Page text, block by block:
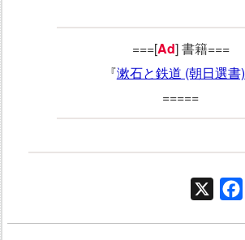
===[Ad] 書籍===
『漱石と鉄道 (朝日選書)
=====